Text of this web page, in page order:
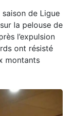
de Ligue
la pelouse de
l’expulsion
ont résisté
montants